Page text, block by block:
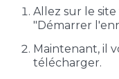
Allez sur le
"Démarrer
Maintenant, il
télécharger.